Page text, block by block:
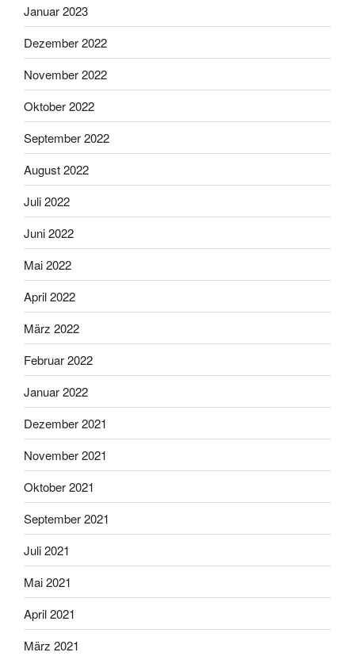
Januar 2023
Dezember 2022
November 2022
Oktober 2022
September 2022
August 2022
Juli 2022
Juni 2022
Mai 2022
April 2022
März 2022
Februar 2022
Januar 2022
Dezember 2021
November 2021
Oktober 2021
September 2021
Juli 2021
Mai 2021
April 2021
März 2021